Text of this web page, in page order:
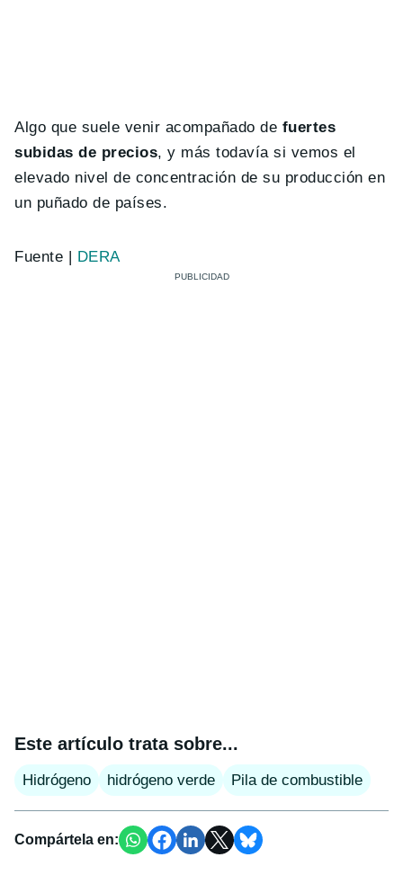
Algo que suele venir acompañado de fuertes
subidas de precios, y más todavía si vemos el
elevado nivel de concentración de su producción en
un puñado de países.
Fuente | DERA
Este artículo trata sobre...
Hidrógeno hidrógeno verde Pila de combustible
Compártela en: